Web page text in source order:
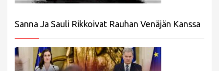
Sanna Ja Sauli Rikkoivat Rauhan Venäjän Kanssa